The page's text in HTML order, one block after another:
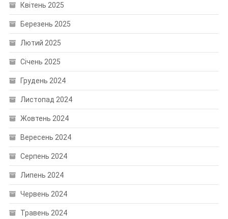
Квітень 2025
Березень 2025
Лютий 2025
Січень 2025
Грудень 2024
Листопад 2024
Жовтень 2024
Вересень 2024
Серпень 2024
Липень 2024
Червень 2024
Травень 2024